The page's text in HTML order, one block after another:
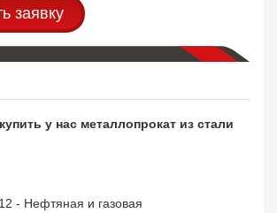
заявку
у нас металлопрокат из стали
- Нефтяная и газовая